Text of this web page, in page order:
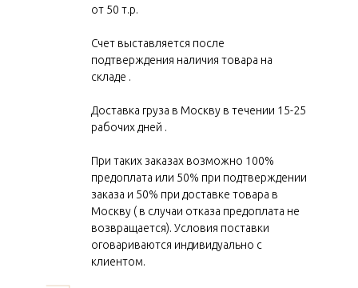
Физическое лицо –
предложенный в Прайсе,
размерных рядов.
Заказать прайс
от 50 т.р.
Счет выставляется после
подтверждения наличия товара на
складе .
Доставка груза в Москву в течении 15-25
рабочих дней .
При таких заказах возможно 100%
предоплата или 50% при подтверждении
заказа и 50% при доставке товара в
Москву ( в случаи отказа предоплата не
возвращается). Условия поставки
оговариваются индивидуально с
клиентом.